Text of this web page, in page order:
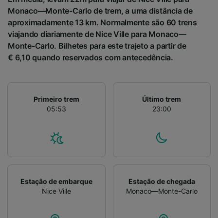
Monaco—Monte-Carlo de trem, a uma distância de
aproximadamente 13 km. Normalmente são 60 trens
viajando diariamente de Nice Ville para Monaco—
Monte-Carlo. Bilhetes para este trajeto a partir de
€ 6,10 quando reservados com antecedência.
Primeiro trem
05:53
Último trem
23:00
Estação de embarque
Nice Ville
Estação de chegada
Monaco—Monte-Carlo
de público e desenvolvimento de serviços..
Lista de parceiros (fornecedores)